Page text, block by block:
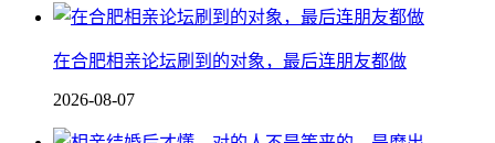
在合肥相亲论坛刷到的对象，最后连朋友都做
2026-08-07